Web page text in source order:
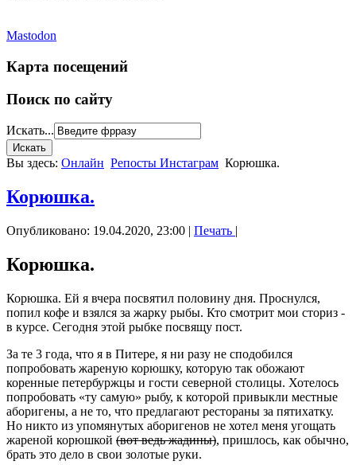
Mastodon
Карта посещений
Поиск по сайту
Искать...
Вы здесь: Онлайн Репосты Инстаграм Корюшка.
Корюшка.
Опубликовано: 19.04.2020, 23:00 | Печать |
Корюшка.
Корюшка. Ей я вчера посвятил половину дня. Проснулся,
попил кофе и взялся за жарку рыбы. Кто смотрит мои сториз -
в курсе. Сегодня этой рыбке посвящу пост.
За те 3 года, что я в Питере, я ни разу не сподобился
попробовать жареную корюшку, которую так обожают
коренные петербуржцы и гости северной столицы. Хотелось
попробовать «ту самую» рыбу, к которой привыкли местные
аборигены, а не то, что предлагают рестораны за пятихатку.
Но никто из упомянутых аборигенов не хотел меня угощать
жареной корюшкой (вот ведь жадины), пришлось, как обычно,
брать это дело в свои золотые руки.